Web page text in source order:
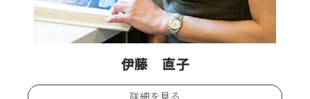
伊藤 直子
詳細を見る